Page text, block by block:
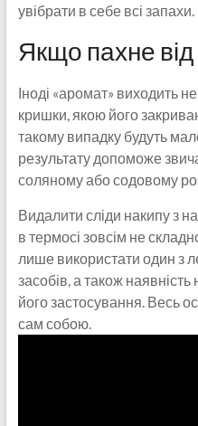
увібрати в себе всі запахи.
Якщо пахне
Іноді «аромат» виходить
кришки, якою його
такому випадку будуть
результату допоможе
соляному або содовому
Видалити сліди накипу з
в термосі зовсім не
лише використати один з
засобів, а також наявність
його застосування. Весь
сам собою.